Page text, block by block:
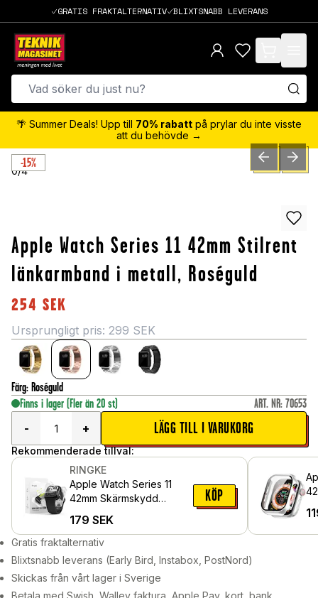
GRATIS FRAKTALTERNATIV BLIXTSNABB LEVERANS
items in cart,
🌴 Summer Deals! Upp till 70% rabatt på prylar du inte visste
att du behövde →
-15%
0/4 PREVIOUSNEXT
Apple Watch Series 11 42mm Stilrent
länkarmband i metall, Roséguld
254 SEK
Ursprungligt pris: 299 SEK
Färg: Roséguld
Finns i lager (Fler än 20 st) ART. NR: 70653
-
+ LÄGG TILL I VARUKORG
Rekommenderade tillval:
RINGKE
Apple Watch Series 11
42mm Skärmskydd
Pro (2-pack)
179 SEK
KÖP
Gratis fraktalternativ
Blixtsnabb leverans (Early Bird, Instabox, PostNord)
Skickas från vårt lager i Sverige